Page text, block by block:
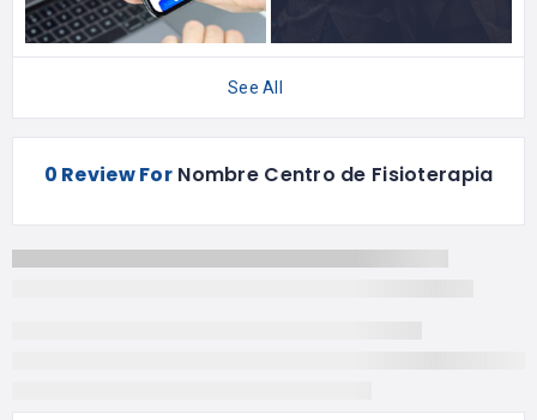
See All
0 Review ForNombre Centro de Fisioterapia